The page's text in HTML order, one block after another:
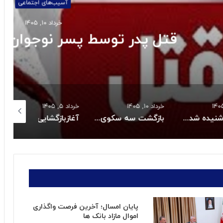
اجتماعی
خرداد ۱۰, ۱۴۰۵
به خاطر بیکاری
احتمال شنیده شدن صدای انفجار کنترل شده در یزد بازگشت سه سکوی پارس جنوبی به مدار تولید
خرداد ۵, ۱۴۰۵
آغازبازگشایی اینترنت ثابت درکشور
خرداد ۴, ۱۴۰۵
پایان امسال؛ آخرین فرصت واگذاری
اموال مازاد بانک ها